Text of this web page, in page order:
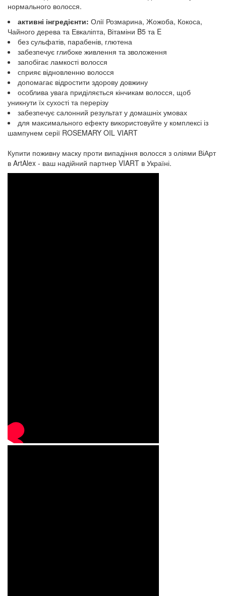
нормального волосся.
активні інгредієнти: Олії Розмарина, Жожоба, Кокоса,
Чайного дерева та Евкаліпта, Вітаміни B5 та E
без сульфатів, парабенів, глютена
забезпечує глибоке живлення та зволоження
запобігає ламкості волосся
сприяє відновленню волосся
допомагає відростити здорову довжину
особлива увага приділяється кінчикам волосся, щоб
уникнути їх сухості та перерізу
забезпечує салонний результат у домашніх умовах
для максимального ефекту використовуйте у комплексі із
шампунем серії ROSEMARY OIL VIART
Купити поживну маску проти випадіння волосся з оліями ВіАрт
в ArtAlex - ваш надійний партнер VIART в Україні.